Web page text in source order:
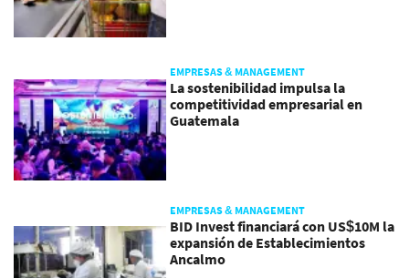
EMPRESAS & MANAGEMENT
La sostenibilidad impulsa la
competitividad empresarial en
Guatemala
EMPRESAS & MANAGEMENT
BID Invest financiará con US$10M la
expansión de Establecimientos
Ancalmo